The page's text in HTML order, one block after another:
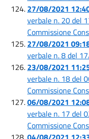
27/08/2021
verbale n. 20 del
Commissione
27/08/2021
verbale n. 8 del
23/08/2021
verbale n. 18 del
Commissione
06/08/2021
verbale n. 17 del
Commissione